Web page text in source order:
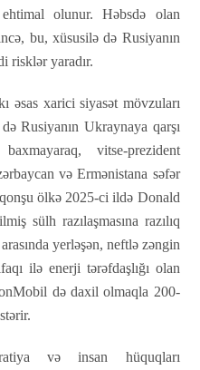
olunur. Həbsdə olan
bu, xüsusilə də Rusiyanın
risklər yaradır.
əsas xarici siyasət mövzuları
Rusiyanın Ukraynaya qarşı
vitse-prezident
və Ermənistana səfər
ölkə 2025-ci ildə Donald
sülh razılaşmasına razılıq
yerləşən, neftlə zəngin
ilə enerji tərəfdaşlığı olan
də daxil olmaqla 200-
və insan hüquqları